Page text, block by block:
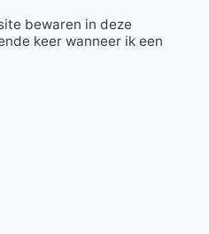
bewaren in deze
keer wanneer ik een